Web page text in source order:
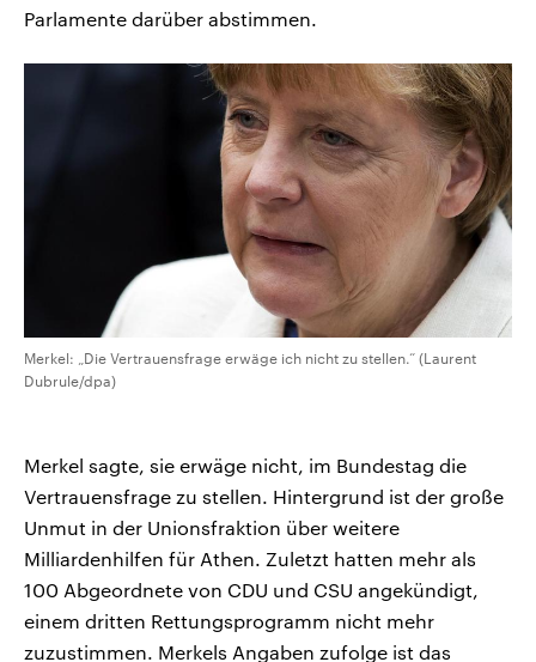
Parlamente darüber abstimmen.
Merkel: „Die Vertrauensfrage erwäge ich nicht zu stellen.“ (Laurent
Dubrule/dpa)
Merkel sagte, sie erwäge nicht, im Bundestag die
Vertrauensfrage zu stellen. Hintergrund ist der große
Unmut in der Unionsfraktion über weitere
Milliardenhilfen für Athen. Zuletzt hatten mehr als
100 Abgeordnete von CDU und CSU angekündigt,
einem dritten Rettungsprogramm nicht mehr
zuzustimmen. Merkels Angaben zufolge ist das